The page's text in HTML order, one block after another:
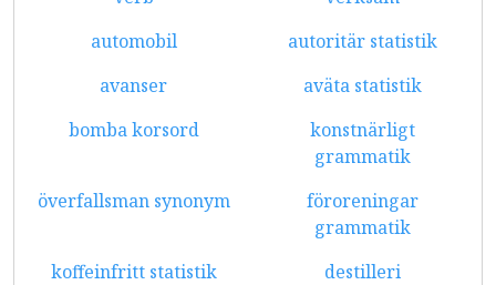
automobil
autoritär statistik
avanser
aväta statistik
bomba korsord
konstnärligt
grammatik
överfallsman synonym
föroreningar
grammatik
koffeinfritt statistik
destilleri